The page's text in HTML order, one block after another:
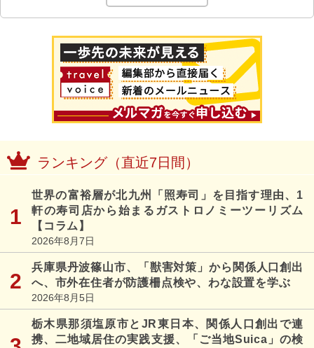
ランキング（直近7日間）
世界の富裕層が北九州「照寿司」を目指す理由、1
軒の寿司店から始まるガストロノミーツーリズム
【コラム】
2026年8月7日
兵庫県丹波篠山市、「獣害対策」から関係人口創出
へ、市外在住者が防護柵点検や、わな設置を学ぶ
2026年8月5日
栃木県那須塩原市とJR東日本、関係人口創出で連
携、二地域居住の実践支援、「ご当地Suica」の検